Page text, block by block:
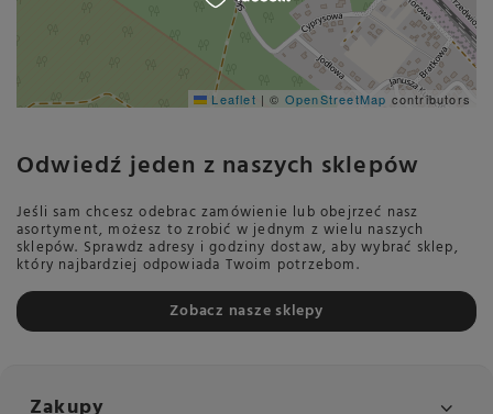
Leaflet | © OpenStreetMap contributors
Odwiedź jeden z naszych sklepów
Jeśli sam chcesz odebrac zamówienie lub obejrzeć nasz
asortyment, możesz to zrobić w jednym z wielu naszych
sklepów. Sprawdz adresy i godziny dostaw, aby wybrać sklep,
który najbardziej odpowiada Twoim potrzebom.
Zobacz nasze sklepy